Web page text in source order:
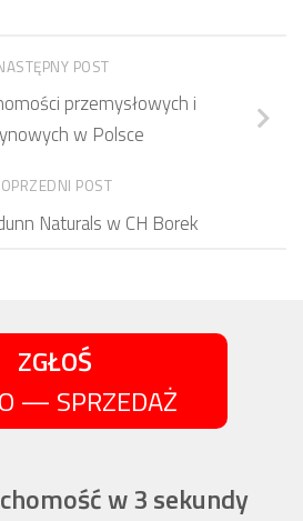
POST
przemysłowych i
w Polsce
POST
Naturals w CH Borek
ZGŁOŚ
— SPRZEDAŻ
w 3 sekundy